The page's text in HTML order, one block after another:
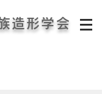
造形学会